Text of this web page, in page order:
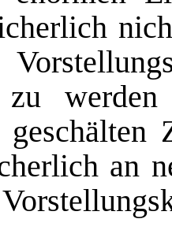
zu
an